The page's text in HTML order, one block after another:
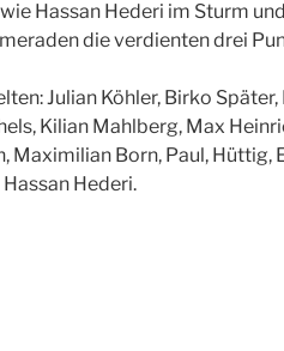
Hassan Hederi im Sturm
die verdienten drei
Julian Köhler, Birko
Kilian Mahlberg, Max
Maximilian Born, Paul, Hüttig,
Hederi.